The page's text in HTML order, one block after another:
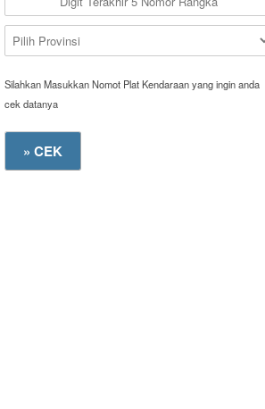
Silahkan Masukkan Nomot Plat Kendaraan yang ingin anda
cek datanya